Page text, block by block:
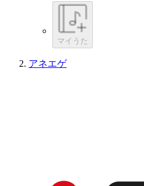
マイうた
アネエゲ